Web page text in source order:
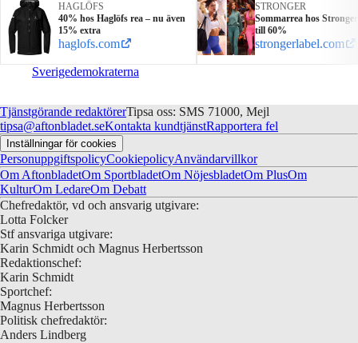
HAGLÖFS
40% hos Haglöfs rea – nu även
15% extra
haglofs.com
STRONGER
Sommarrea hos
till 60%
strongerlabel.com
Sverigedemokraterna
Tjänstgörande redaktörerTipsa oss: SMS 71000, Mejl
tipsa@aftonbladet.seKontakta kundtjänstRapportera fel
Inställningar för cookies
PersonuppgiftspolicyCookiepolicyAnvändarvillkor
Om AftonbladetOm SportbladetOm NöjesbladetOm PlusOm
KulturOm LedareOm Debatt
Chefredaktör, vd och ansvarig utgivare:
Lotta Folcker
Stf ansvariga utgivare:
Karin Schmidt och Magnus Herbertsson
Redaktionschef:
Karin Schmidt
Sportchef:
Magnus Herbertsson
Politisk chefredaktör:
Anders Lindberg